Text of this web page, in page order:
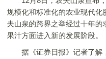
规模化和标准化的农业现代化
夫山泉的跨界之举经过十年
果汁方面进入新的发展阶段。
据《证券日报》记者了解